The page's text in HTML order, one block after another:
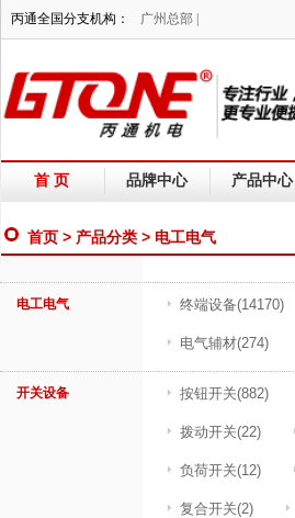
丙通全国分支机构： 广州总部 |
首 页 品牌中心 产品中心
首页 > 产品分类 > 电工电气
电工电气 终端设备(14170)
电气辅材(274)
开关设备 按钮开关(882)
拨动开关(22)
负荷开关(12)
复合开关(2)